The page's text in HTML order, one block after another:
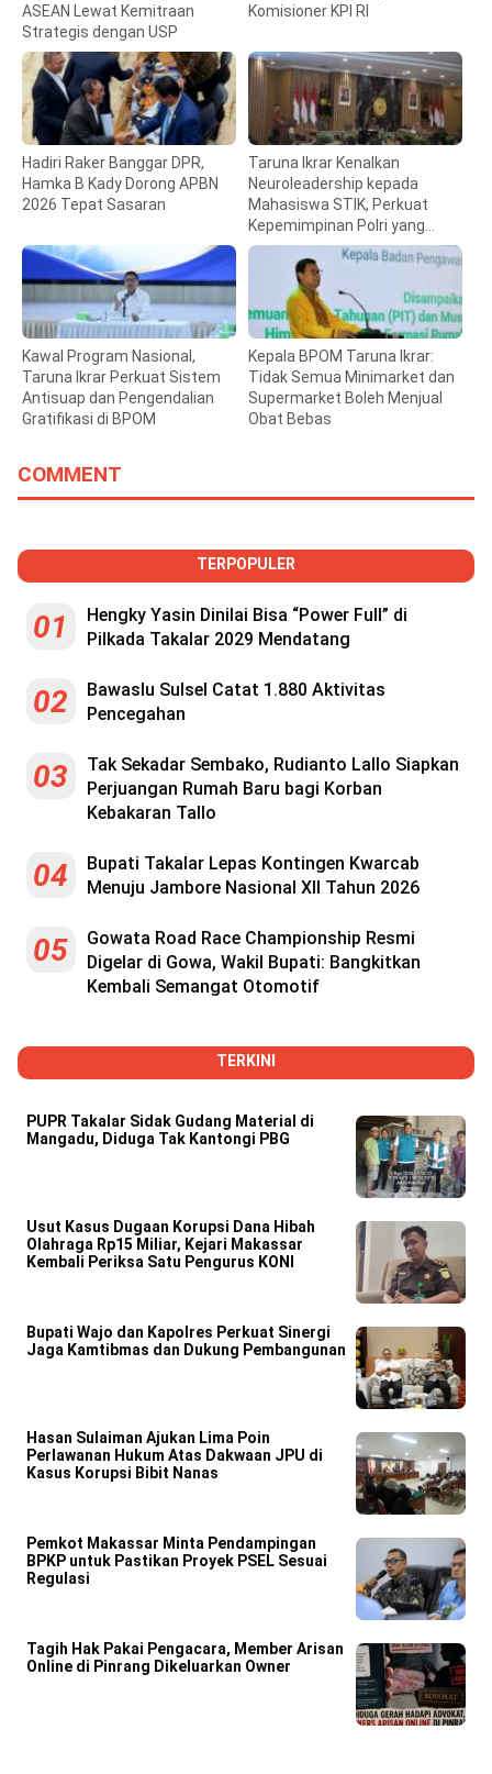
ASEAN Lewat Kemitraan
Strategis dengan USP
Komisioner KPI RI
Hadiri Raker Banggar DPR,
Hamka B Kady Dorong APBN
2026 Tepat Sasaran
Taruna Ikrar Kenalkan
Neuroleadership kepada
Mahasiswa STIK, Perkuat
Kepemimpinan Polri yang
Humanis
Kawal Program Nasional,
Taruna Ikrar Perkuat Sistem
Antisuap dan Pengendalian
Gratifikasi di BPOM
Kepala BPOM Taruna Ikrar:
Tidak Semua Minimarket dan
Supermarket Boleh Menjual
Obat Bebas
COMMENT
TERPOPULER
01
Hengky Yasin Dinilai Bisa “Power Full” di
Pilkada Takalar 2029 Mendatang
02
Bawaslu Sulsel Catat 1.880 Aktivitas
Pencegahan
03
Tak Sekadar Sembako, Rudianto Lallo Siapkan
Perjuangan Rumah Baru bagi Korban
Kebakaran Tallo
04
Bupati Takalar Lepas Kontingen Kwarcab
Menuju Jambore Nasional XII Tahun 2026
05
Gowata Road Race Championship Resmi
Digelar di Gowa, Wakil Bupati: Bangkitkan
Kembali Semangat Otomotif
TERKINI
PUPR Takalar Sidak Gudang Material di
Mangadu, Diduga Tak Kantongi PBG
Usut Kasus Dugaan Korupsi Dana Hibah
Olahraga Rp15 Miliar, Kejari Makassar
Kembali Periksa Satu Pengurus KONI
Bupati Wajo dan Kapolres Perkuat Sinergi
Jaga Kamtibmas dan Dukung Pembangunan
Hasan Sulaiman Ajukan Lima Poin
Perlawanan Hukum Atas Dakwaan JPU di
Kasus Korupsi Bibit Nanas
Pemkot Makassar Minta Pendampingan
BPKP untuk Pastikan Proyek PSEL Sesuai
Regulasi
Tagih Hak Pakai Pengacara, Member Arisan
Online di Pinrang Dikeluarkan Owner